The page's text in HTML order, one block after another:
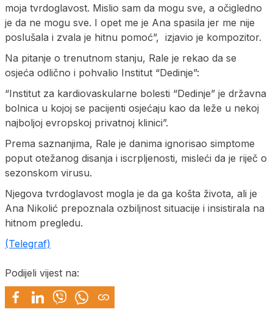
moja tvrdoglavost. Mislio sam da mogu sve, a očigledno
je da ne mogu sve. I opet me je Ana spasila jer me nije
poslušala i zvala je hitnu pomoć”, izjavio je kompozitor.
Na pitanje o trenutnom stanju, Rale je rekao da se
osjeća odlično i pohvalio Institut “Dedinje”:
“Institut za kardiovaskularne bolesti “Dedinje” je državna
bolnica u kojoj se pacijenti osjećaju kao da leže u nekoj
najboljoj evropskoj privatnoj klinici”.
Prema saznanjima, Rale je danima ignorisao simptome
poput otežanog disanja i iscrpljenosti, misleći da je riječ o
sezonskom virusu.
Njegova tvrdoglavost mogla je da ga košta života, ali je
Ana Nikolić prepoznala ozbiljnost situacije i insistirala na
hitnom pregledu.
(Telegraf)
Podijeli vijest na: